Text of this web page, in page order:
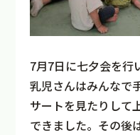
7月7日に七夕会を行
乳児さんはみんなで
サートを見たりして
できました。その後